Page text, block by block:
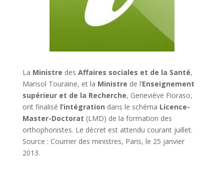
La Ministre des Affaires sociales et de la Santé,
Marisol Touraine, et la Ministre de l’Enseignement
supérieur et de la Recherche, Geneviève Fioraso,
ont finalisé l’intégration dans le schéma Licence-
Master-Doctorat (LMD) de la formation des
orthophonistes. Le décret est attendu courant juillet.
Source : Courrier des ministres, Paris, le 25 janvier
2013.